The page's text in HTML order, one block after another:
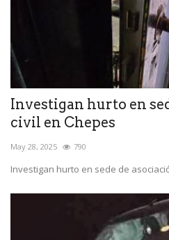
Investigan hurto en
civil en Chepes
May 28, 2025 790
Investigan hurto en sede de